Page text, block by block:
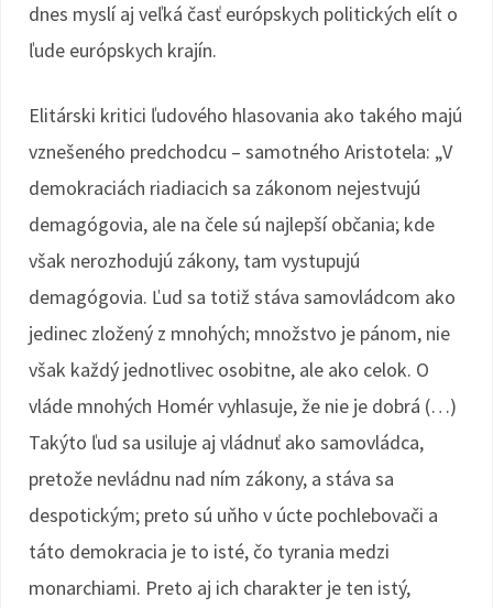
dnes myslí aj veľká časť európskych politických elít o
ľude európskych krajín.
Elitárski kritici ľudového hlasovania ako takého majú
vznešeného predchodcu – samotného Aristotela: „V
demokraciách riadiacich sa zákonom nejestvujú
demagógovia, ale na čele sú najlepší občania; kde
však nerozhodujú zákony, tam vystupujú
demagógovia. Ľud sa totiž stáva samovládcom ako
jedinec zložený z mnohých; množstvo je pánom, nie
však každý jednotlivec osobitne, ale ako celok. O
vláde mnohých Homér vyhlasuje, že nie je dobrá (…)
Takýto ľud sa usiluje aj vládnuť ako samovládca,
pretože nevládnu nad ním zákony, a stáva sa
despotickým; preto sú uňho v úcte pochlebovači a
táto demokracia je to isté, čo tyrania medzi
monarchiami. Preto aj ich charakter je ten istý,